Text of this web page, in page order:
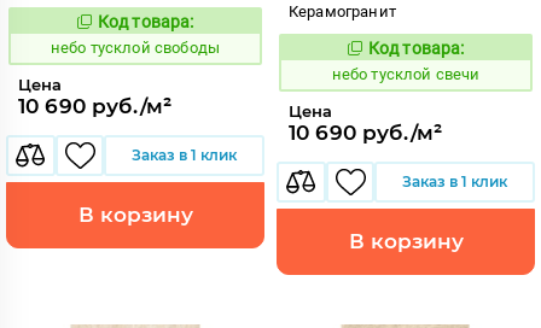
1122710
Код товара:
небо тусклой свободы
Цена
10 690 руб./м²
Заказ в 1 клик
В корзину
Керамогранит
1122709
Код товара:
небо тусклой свечи
Цена
10 690 руб./м²
Заказ в 1 клик
В корзину